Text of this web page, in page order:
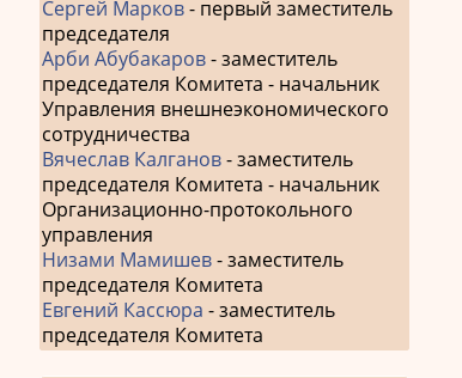
Сергей Марков- первый заместитель
председателя
Арби Абубакаров- заместитель
председателя Комитета - начальник
Управления внешнеэкономического
сотрудничества
Вячеслав Калганов- заместитель
председателя Комитета - начальник
Организационно-протокольного
управления
Низами Мамишев- заместитель
председателя Комитета
Евгений Кассюра - заместитель
председателя Комитета